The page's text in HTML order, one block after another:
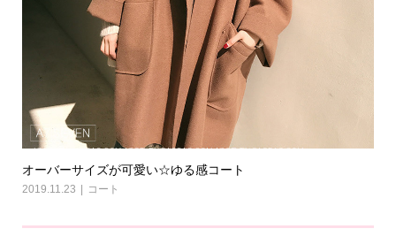
オーバーサイズが可愛い☆ゆる感コート
2019.11.23 コート